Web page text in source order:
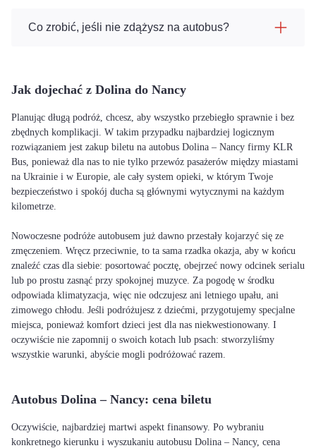
Co zrobić, jeśli nie zdążysz na autobus?
Jak dojechać z Dolina do Nancy
Planując długą podróż, chcesz, aby wszystko przebiegło sprawnie i bez
zbędnych komplikacji. W takim przypadku najbardziej logicznym
rozwiązaniem jest zakup biletu na autobus Dolina – Nancy firmy KLR
Bus, ponieważ dla nas to nie tylko przewóz pasażerów między miastami
na Ukrainie i w Europie, ale cały system opieki, w którym Twoje
bezpieczeństwo i spokój ducha są głównymi wytycznymi na każdym
kilometrze.
Nowoczesne podróże autobusem już dawno przestały kojarzyć się ze
zmęczeniem. Wręcz przeciwnie, to ta sama rzadka okazja, aby w końcu
znaleźć czas dla siebie: posortować pocztę, obejrzeć nowy odcinek serialu
lub po prostu zasnąć przy spokojnej muzyce. Za pogodę w środku
odpowiada klimatyzacja, więc nie odczujesz ani letniego upału, ani
zimowego chłodu. Jeśli podróżujesz z dziećmi, przygotujemy specjalne
miejsca, ponieważ komfort dzieci jest dla nas niekwestionowany. I
oczywiście nie zapomnij o swoich kotach lub psach: stworzyliśmy
wszystkie warunki, abyście mogli podróżować razem.
Autobus Dolina – Nancy: cena biletu
Oczywiście, najbardziej martwi aspekt finansowy. Po wybraniu
konkretnego kierunku i wyszukaniu autobusu Dolina – Nancy, cena